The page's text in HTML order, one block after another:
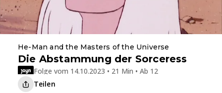
He-Man and the Masters of the Universe
Die Abstammung der Sorceress
Folge vom 14.10.2023 • 21 Min • Ab 12
Teilen